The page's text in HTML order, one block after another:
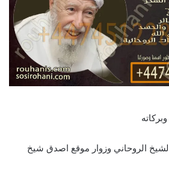
الروحاني وزوار موقع اصدق شيخ